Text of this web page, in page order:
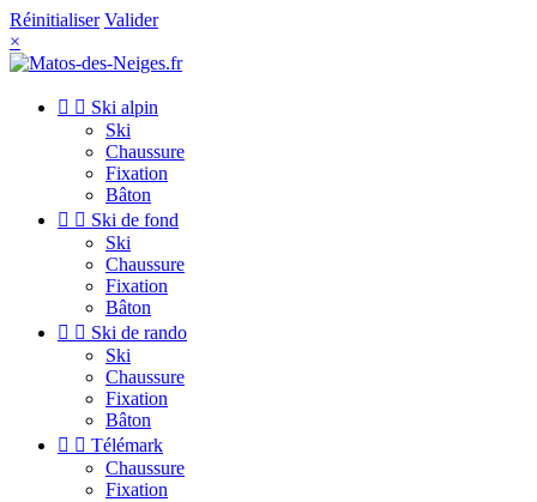
Réinitialiser Valider
×
  Ski alpin
Ski
Chaussure
Fixation
Bâton
  Ski de fond
Ski
Chaussure
Fixation
Bâton
  Ski de rando
Ski
Chaussure
Fixation
Bâton
  Télémark
Chaussure
Fixation